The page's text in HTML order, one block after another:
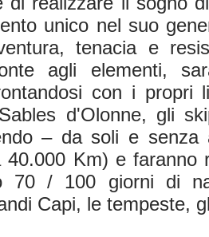
unico nel suo
tenacia e
agli elementi,
con i propri
d'Olonne, gli
– da soli e senza
40.000 Km) e faranno
70 / 100 giorni di
Capi, le tempeste,